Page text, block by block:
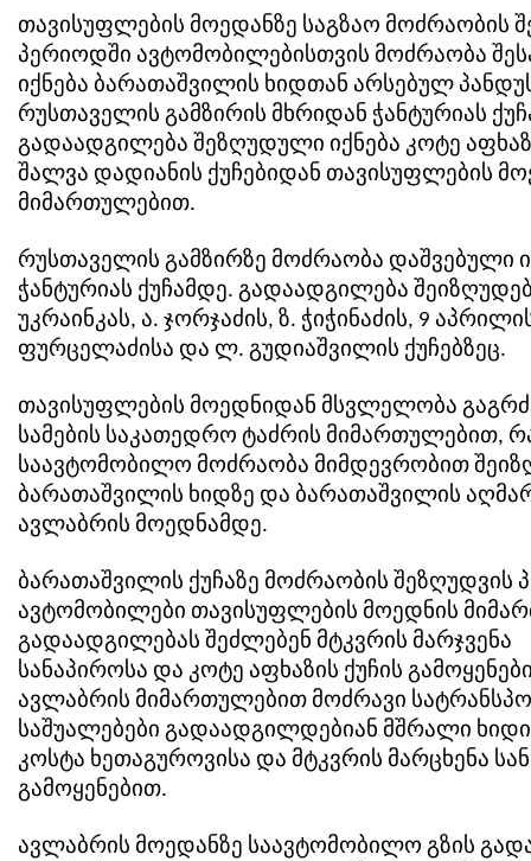
თავისუფლების მოედანზე საგზაო მოძრაობის
პერიოდში ავტომობილებისთვის მოძრაობა
იქნება ბარათაშვილის ხიდთან არსებულ
რუსთაველის გამზირის მხრიდან ჭანტურიას
გადაადგილება შეზღუდული იქნება კოტე
შალვა დადიანის ქუჩებიდან თავისუფლების
მიმართულებით.
რუსთაველის გამზირზე მოძრაობა დაშვებული
ჭანტურიას ქუჩამდე. გადაადგილება
უკრაინკას, ა. ჯორჯაძის, ზ. ჭიჭინაძის, 9
ფურცელაძისა და ლ. გუდიაშვილის ქუჩებზეც.
თავისუფლების მოედნიდან მსვლელობა
სამების საკათედრო ტაძრის მიმართულებით,
საავტომობილო მოძრაობა მიმდევრობით
ბარათაშვილის ხიდზე და ბარათაშვილის
ავლაბრის მოედნამდე.
ბარათაშვილის ქუჩაზე მოძრაობის შეზღუდვის
ავტომობილები თავისუფლების მოედნის
გადაადგილებას შეძლებენ მტკვრის მარჯვენა
სანაპიროსა და კოტე აფხაზის ქუჩის
ავლაბრის მიმართულებით მოძრავი
საშუალებები გადაადგილდებიან მშრალი
კოსტა ხეთაგუროვისა და მტკვრის მარცხენა
გამოყენებით.
ავლაბრის მოედანზე საავტომობილო გზის